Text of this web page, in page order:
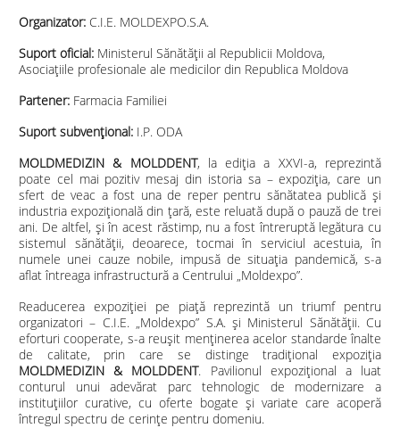
Organizator: C.I.E. MOLDEXPO.S.A.
Suport oficial: Ministerul Sănătății al Republicii Moldova,
Asociațiile profesionale ale medicilor din Republica Moldova
Partener: Farmacia Familiei
Suport subvențional: I.P. ODA
MOLDMEDIZIN & MOLDDENT, la ediția a XXVI-a, reprezintă
poate cel mai pozitiv mesaj din istoria sa – expoziția, care un
sfert de veac a fost una de reper pentru sănătatea publică și
industria expoziţională din ţară, este reluată după o pauză de trei
ani. De altfel, și în acest răstimp, nu a fost întreruptă legătura cu
sistemul sănătății, deoarece, tocmai în serviciul acestuia, în
numele unei cauze nobile, impusă de situația pandemică, s-a
aflat întreaga infrastructură a Centrului „Moldexpo”.
Readucerea expoziției pe piață reprezintă un triumf pentru
organizatori – C.I.E. „Moldexpo” S.A. și Ministerul Sănătăţii. Cu
eforturi cooperate, s-a reușit menținerea acelor standarde înalte
de calitate, prin care se distinge tradițional expoziția
MOLDMEDIZIN & MOLDDENT. Pavilionul expozițional a luat
conturul unui adevărat parc tehnologic de modernizare a
instituțiilor curative, cu oferte bogate și variate care acoperă
întregul spectru de cerințe pentru domeniu.